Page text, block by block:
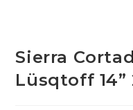
Sierra
Lüsqtoff 14”